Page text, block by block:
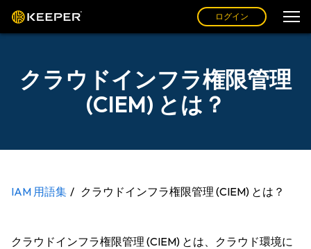
ログイン
クラウドインフラ権限管理
(CIEM) とは？
IAM 用語集 クラウドインフラ権限管理 (CIEM) とは？
クラウドインフラ権限管理 (CIEM) とは、クラウド環境に